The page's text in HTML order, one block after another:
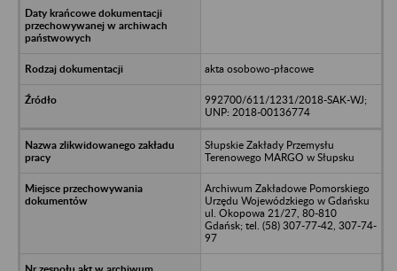
akta osobowo-płacowe
992700/611/1231/2018-SAK-WJ;
UNP: 2018-00136774
Słupskie Zakłady Przemysłu
Terenowego MARGO w Słupsku
Archiwum Zakładowe Pomorskiego
Urzędu Wojewódzkiego w Gdańsku
ul. Okopowa 21/27, 80-810
Gdańsk; tel. (58) 307-77-42, 307-74-
97